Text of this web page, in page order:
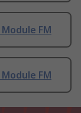
FM
FM